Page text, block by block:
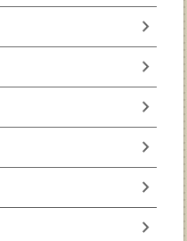
chevron_right
chevron_right
chevron_right
chevron_right
chevron_right
chevron_right